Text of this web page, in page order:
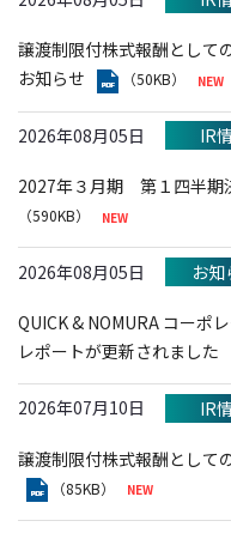
譲渡制限付株式報酬として
お知らせ
（50KB）
2026年08月05日 IR
2027年３月期 第１四半期
（590KB）
2026年08月05日 お知
QUICK & NOMURA コーポ
レポートが更新されました
2026年07月10日 IR
譲渡制限付株式報酬として
（85KB）